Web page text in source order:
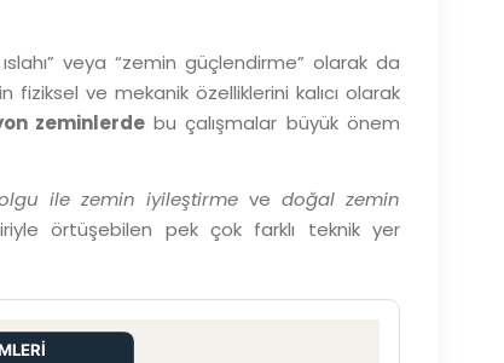
veya “zemin güçlendirme” olarak da
ve mekanik özelliklerini kalıcı olarak
zeminlerdebu çalışmalar büyük önem
ile zemin iyileştirmeve doğal zemin
örtüşebilen pek çok farklı teknik yer